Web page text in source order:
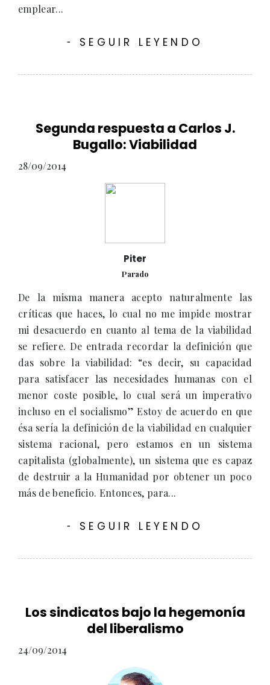
emplear...
- SEGUIR LEYENDO
Segunda respuesta a Carlos J.
Bugallo: Viabilidad
28/09/2014
Piter
Parado
De la misma manera acepto naturalmente las
críticas que haces, lo cual no me impide mostrar
mi desacuerdo en cuanto al tema de la viabilidad
se refiere. De entrada recordar la definición que
das sobre la viabilidad: “es decir, su capacidad
para satisfacer las necesidades humanas con el
menor coste posible, lo cual será un imperativo
incluso en el socialismo” Estoy de acuerdo en que
ésa sería la definición de la viabilidad en cualquier
sistema racional, pero estamos en un sistema
capitalista (globalmente), un sistema que es capaz
de destruir a la Humanidad por obtener un poco
más de beneficio. Entonces, para...
- SEGUIR LEYENDO
Los sindicatos bajo la hegemonía
del liberalismo
24/09/2014